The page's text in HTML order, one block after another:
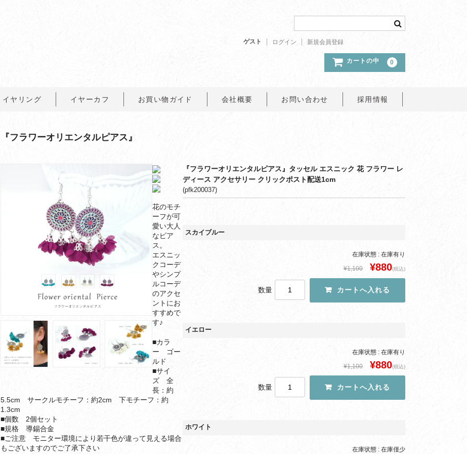
ゲスト ログイン 新規会員登録
カートの中 0
イヤリング イヤーカフ お買い物ガイド 会社概要 お問い合わせ 採用情報
『フラワーオリエンタルピアス』
『フラワーオリエンタルピアス』タッセル エスニック 花 フラワー レ
ディース アクセサリー クリックポスト配送1cm
(pfk200037)
スカイブルー
在庫状態 : 在庫有り
¥1,100 ¥880(税込)
数量
イエロー
在庫状態 : 在庫有り
¥1,100 ¥880(税込)
数量
ホワイト
在庫状態 : 在庫僅少
花のモチ
ーフが可
愛い大人
なピア
ス。
エスニッ
クコーデ
やシンプ
ルコーデ
のアクセ
ントにお
すすめで
す♪
■カラ
ー ゴー
ルド
■サイ
ズ 全
長：約
5.5cm サークルモチーフ：約2cm 下モチーフ：約
1.3cm
■個数 2個セット
■規格 導錫合金
■ご注意 モニター環境により若干色が違って見える場合
もございますのでご了承下さい